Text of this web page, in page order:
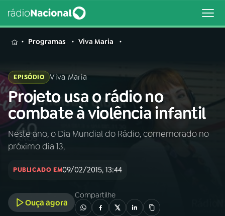
MENU
Buscar
na
Rádio
Nacional
Buscar
Programas Viva Maria
EPISÓDIO Viva Maria
Projeto usa o rádio no
combate à violência infantil
Neste ano, o Dia Mundial do Rádio, comemorado no
próximo dia 13,
PUBLICADO EM09/02/2015, 13:44
Ouça agora
Compartilhe